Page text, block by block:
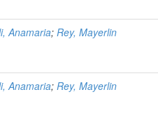
Anamaria; Rey, Mayerlin
Anamaria; Rey, Mayerlin